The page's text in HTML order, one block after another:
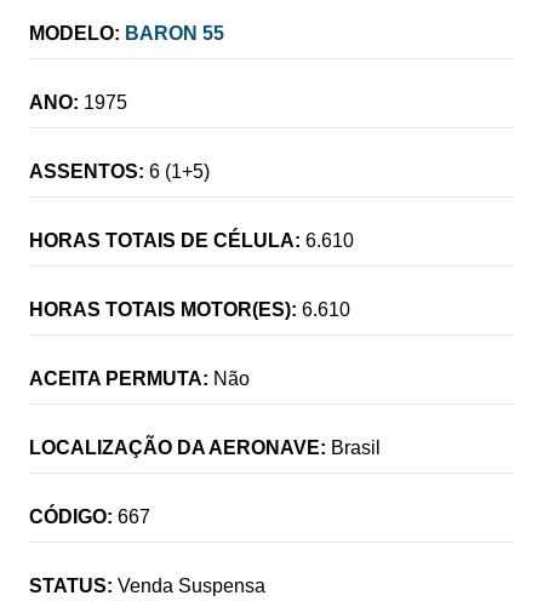
MODELO: BARON 55
ANO: 1975
ASSENTOS: 6 (1+5)
HORAS TOTAIS DE CÉLULA: 6.610
HORAS TOTAIS MOTOR(ES): 6.610
ACEITA PERMUTA: Não
LOCALIZAÇÃO DA AERONAVE: Brasil
CÓDIGO: 667
STATUS: Venda Suspensa